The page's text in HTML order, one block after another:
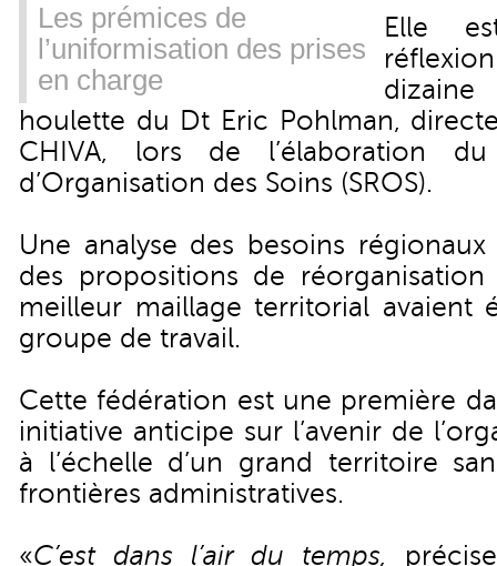
Les prémices de
l’uniformisation des prises
en charge
Elle
dizaine
houlette du Dt Eric Pohlman,
CHIVA, lors de l’élaboration du
d’Organisation des Soins (SROS).
Une analyse des besoins
des propositions de
meilleur maillage territorial avaient
groupe de travail.
Cette fédération est une première
initiative anticipe sur l’avenir de
à l’échelle d’un grand territoire
frontières administratives.
«C’est dans l’air du temps,